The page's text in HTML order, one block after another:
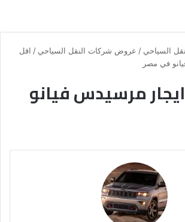
السياحي / عروض شركات النقل السياحي / اقل
في مصر
مرسيدس فيانو